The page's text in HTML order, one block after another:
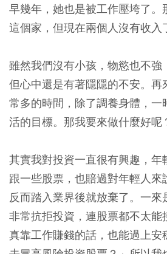
早幾年，她也是被工作壓垮了。
這個家，但現在兩個人沒有收入
雖然我們沒有小孩，物慾也不強
但心中還是有著隱隱的不安。再
常多的時間，除了調養身體，一
活的目標。那我要來做什麼好呢
其實我對投資一直很有興趣，年
跟一些股票，也賠過對年輕人來
反而踏入業界後就放棄了。一來
非常抗拒投資，連股票都不太能
真靠工作賺錢的話，也能過上安